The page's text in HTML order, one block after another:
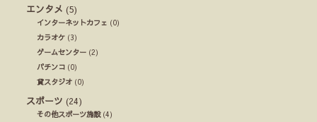
エンタメ (5)
インターネットカフェ (0)
カラオケ (3)
ゲームセンター (2)
パチンコ (0)
貸スタジオ (0)
スポーツ (24)
その他スポーツ施設(4)